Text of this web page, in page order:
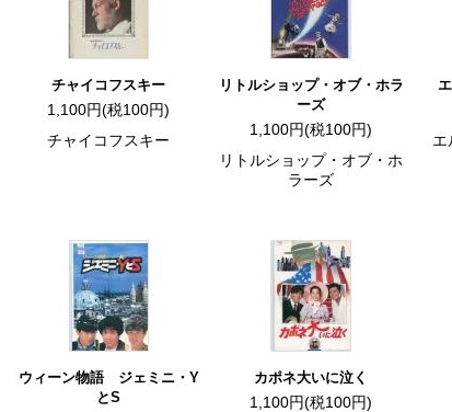
チャイコフスキー
1,100円(税100円)
チャイコフスキー
リトルショップ・オブ・ホラ
ーズ
1,100円(税100円)
リトルショップ・オブ・ホ
ラーズ
エ
ウィーン物語 ジェミニ・Y
とS
カポネ大いに泣く
1,100円(税100円)